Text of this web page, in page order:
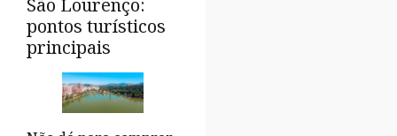
São Lourenço:
pontos turísticos
principais